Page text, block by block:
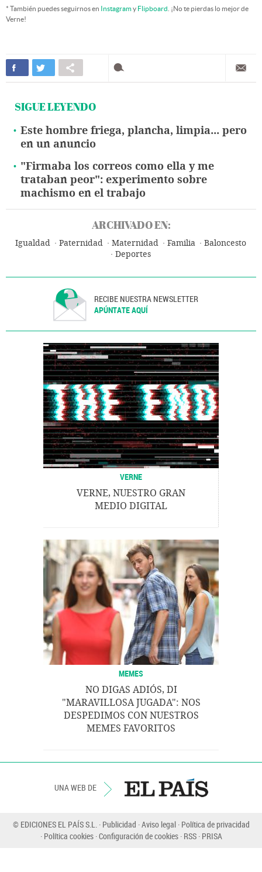
* También puedes seguirnos en Instagramy Flipboard . ¡No te pierdas lo mejor de
Verne!
SIGUE LEYENDO
Este hombre friega, plancha, limpia... pero
en un anuncio
"Firmaba los correos como ella y me
trataban peor": experimento sobre
machismo en el trabajo
ARCHIVADO EN:
Igualdad Paternidad Maternidad Familia
Baloncesto
Deportes
RECIBE NUESTRA NEWSLETTER
APÚNTATE AQUÍ
VERNE
VERNE, NUESTRO GRAN
MEDIO DIGITAL
MEMES
NO DIGAS ADIÓS, DI
"MARAVILLOSA JUGADA": NOS
DESPEDIMOS CON NUESTROS
MEMES FAVORITOS
UNA WEB DE
© EDICIONES EL PAÍS S.L. Publicidad Aviso legal Política de privacidad
Política cookies Configuración de cookies RSS PRISA